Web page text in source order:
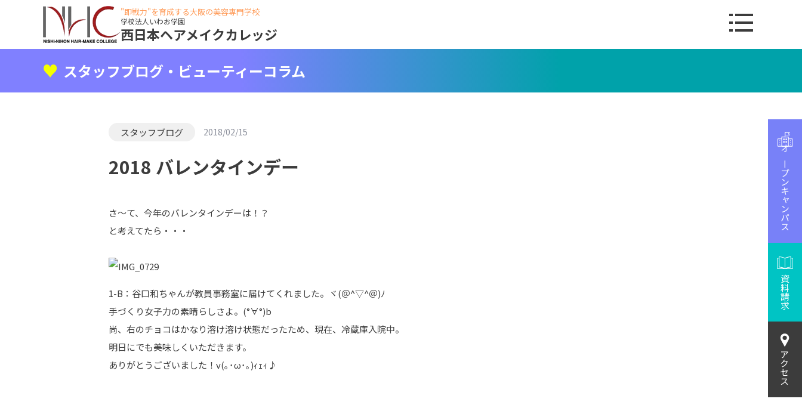
"即戦力"を育成する大阪の美容専門学校
学校法人いわお学園
西日本ヘアメイクカレッジ
オープンキャンパス
資料請求
アクセス
スタッフブログ・ビューティーコラム
スタッフブログ 2018/02/15
2018 バレンタインデー
さ～て、今年のバレンタインデーは！？
と考えてたら・・・
1-B：谷口和ちゃんが教員事務室に届けてくれました。ヾ(＠^▽^＠)ﾉ
手づくり女子力の素晴らしさよ。(°∀°)b
尚、右のチョコはかなり溶け溶け状態だったため、現在、冷蔵庫入院中。
明日にでも美味しくいただきます。
ありがとうございました！v(｡･ω･｡)ｨｪｨ♪